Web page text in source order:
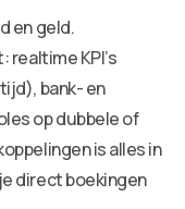
en geld.
KPI’s
bank- en
op dubbele of
is alles in
direct boekingen